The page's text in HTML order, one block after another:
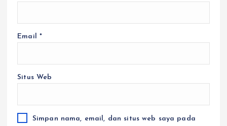
Email *
Situs Web
Simpan nama, email, dan situs web saya pada